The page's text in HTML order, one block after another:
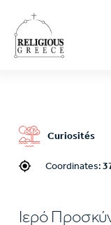
main
content
Curiosités
Coordinates:
Ιερό